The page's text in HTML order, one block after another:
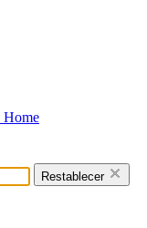
Home
Restablecer